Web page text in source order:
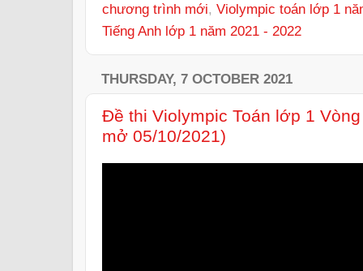
chương trình mới, Violympic toán lớp 1
Tiếng Anh lớp 1 năm 2021 - 2022
THURSDAY, 7 OCTOBER 2021
Đề thi Violympic Toán lớp 1
mở 05/10/2021)